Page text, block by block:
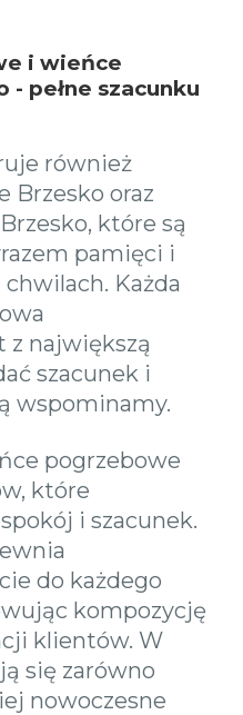
i wieńce
pełne szacunku
również
Brzesko oraz
które są
pamięci i
Każda
z największą
szacunek i
wspominamy.
pogrzebowe
które
i szacunek.
do każdego
kompozycję
klientów. W
się zarówno
nowoczesne